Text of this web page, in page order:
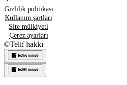
Gizlilik politikası
Kullanım şartları
Site mülkiyeti
Çerez ayarları
©Telif hakkı